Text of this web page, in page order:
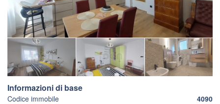
Informazioni di base
Codice immobile
4090